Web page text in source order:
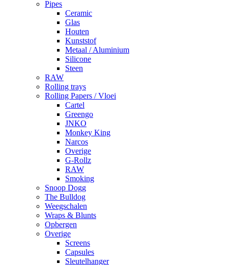
Pipes
Ceramic
Glas
Houten
Kunststof
Metaal / Aluminium
Silicone
Steen
RAW
Rolling trays
Rolling Papers / Vloei
Cartel
Greengo
JNKO
Monkey King
Narcos
Overige
G-Rollz
RAW
Smoking
Snoop Dogg
The Bulldog
Weegschalen
Wraps & Blunts
Opbergen
Overige
Screens
Capsules
Sleutelhanger